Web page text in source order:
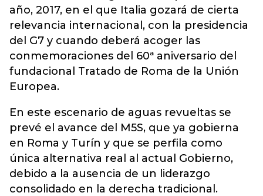
año, 2017, en el que Italia gozará de cierta
relevancia internacional, con la presidencia
del G7 y cuando deberá acoger las
conmemoraciones del 60ª aniversario del
fundacional Tratado de Roma de la Unión
Europea.
En este escenario de aguas revueltas se
prevé el avance del M5S, que ya gobierna
en Roma y Turín y que se perfila como
única alternativa real al actual Gobierno,
debido a la ausencia de un liderazgo
consolidado en la derecha tradicional.